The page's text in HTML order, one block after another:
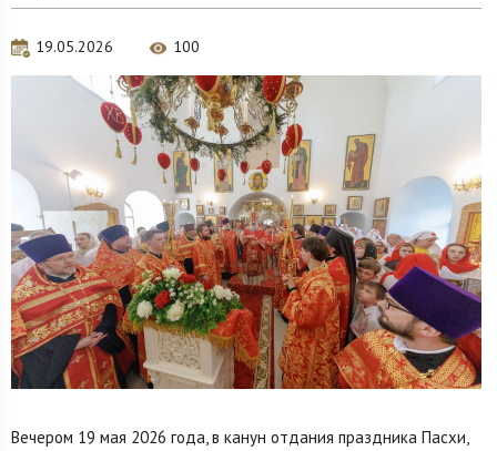
19.05.2026 100
Вечером 19 мая 2026 года, в канун отдания праздника Пасхи,